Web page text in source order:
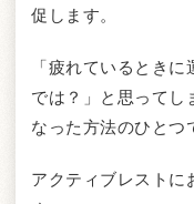
促します。
「疲れているとき
では？」と思ってし
なった方法のひとつ
アクティブレストに